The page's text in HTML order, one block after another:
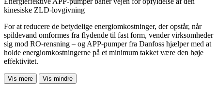
kinesiske ZLD-lovgivning
For at reducere de betydelige energiomkostninger, der opstår, når
spildevand omformes fra flydende til fast form, vender virksomheder
sig mod RO-rensning – og APP-pumper fra Danfoss hjælper med at
holde energiomkostningerne på et minimum takket være den høje
effektivitet.
Vis mere Vis mindre